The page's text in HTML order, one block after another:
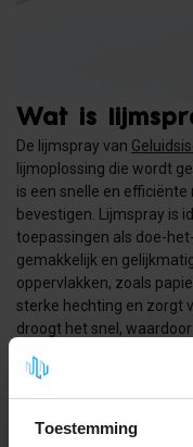
Toestemming
Wat is
De lijmspray van
lijmoplossing die wordt
is een snelle en
bevestigen. Lijmspray is
toepassingen als doe-
gemakkelijk en
oppervlakken, zoals
sterke hechting en zorgt
droogt het snel,
maakt het aanbrengen
zonder verspilling.
een permanente
en het type product dat je